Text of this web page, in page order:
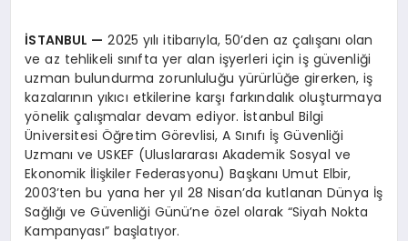
İSTANBUL — 2025 yılı itibarıyla, 50’den az çalışanı olan
ve az tehlikeli sınıfta yer alan işyerleri için iş güvenliği
uzman bulundurma zorunluluğu yürürlüğe girerken, iş
kazalarının yıkıcı etkilerine karşı farkındalık oluşturmaya
yönelik çalışmalar devam ediyor. İstanbul Bilgi
Üniversitesi Öğretim Görevlisi, A Sınıfı İş Güvenliği
Uzmanı ve USKEF (Uluslararası Akademik Sosyal ve
Ekonomik İlişkiler Federasyonu) Başkanı Umut Elbir,
2003’ten bu yana her yıl 28 Nisan’da kutlanan Dünya İş
Sağlığı ve Güvenliği Günü’ne özel olarak “Siyah Nokta
Kampanyası” başlatıyor.